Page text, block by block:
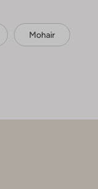
Mohair